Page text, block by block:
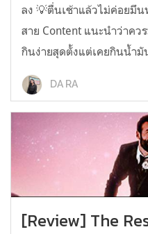
ลง 💡ตื่นเช้าแล้วไม่ค่อยมึ
สาย Content แนะนำว่าคว
กินง่ายสุดตั้งแต่เคยกินน้ำมั
DA RA
[Review] The